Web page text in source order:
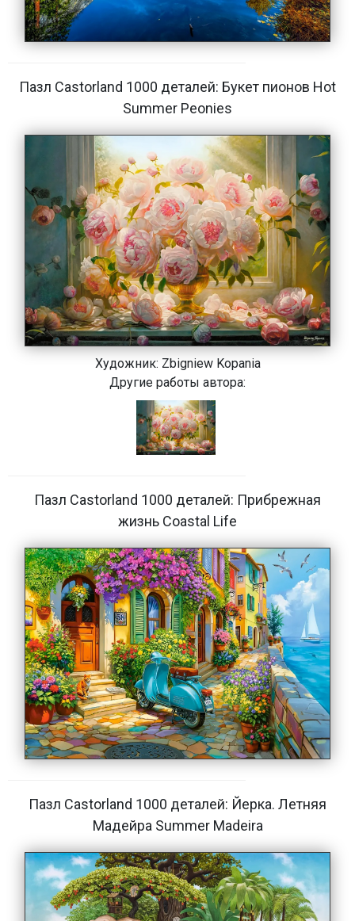
Пазл Castorland 1000 деталей: Букет пионов Hot
Summer Peonies
Художник: Zbigniew Kopania
Другие работы автора:
Пазл Castorland 1000 деталей: Прибрежная
жизнь Coastal Life
Пазл Castorland 1000 деталей: Йерка. Летняя
Мадейра Summer Madeira